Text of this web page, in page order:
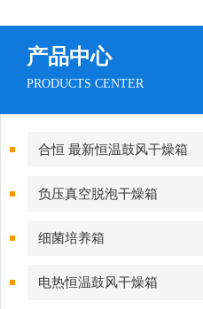
产品中心
PRODUCTS CENTER
合恒 最新恒温鼓风干燥箱
负压真空脱泡干燥箱
细菌培养箱
电热恒温鼓风干燥箱